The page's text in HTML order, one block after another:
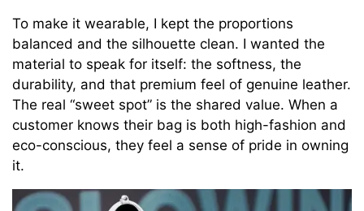
To make it wearable, I kept the proportions
balanced and the silhouette clean. I wanted the
material to speak for itself: the softness, the
durability, and that premium feel of genuine leather.
The real “sweet spot” is the shared value. When a
customer knows their bag is both high-fashion and
eco-conscious, they feel a sense of pride in owning
it.